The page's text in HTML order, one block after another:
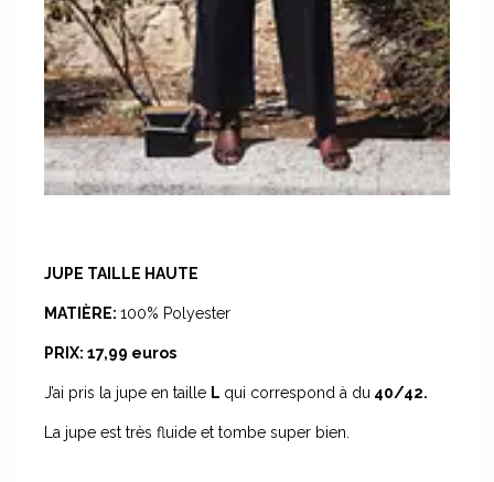
JUPE TAILLE HAUTE
MATIÈRE: 100% Polyester
PRIX: 17,99 euros
J’ai pris la jupe en taille L qui correspond à du 40/42.
La jupe est très fluide et tombe super bien.